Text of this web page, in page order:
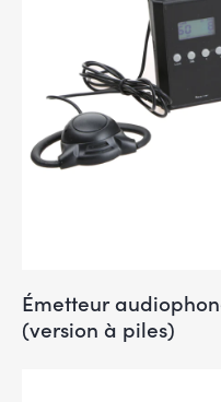
Émetteur
(version à piles)